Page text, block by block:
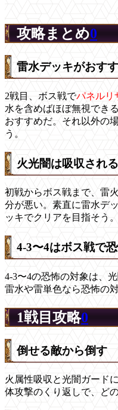
攻略まとめ0
雷水デッキがおす
2戦目、ボス戦でパネルリ
水を含めばほぼ無視でき
おすすめだ。それ以外の
う。
火光闇は吸収される
初戦からボス戦まで、雷
分が悪い。素直に雷水デ
ッキでクリアを目指そう。
4-3〜4はボス戦で
4-3〜4の恐怖の対象は、
雷水や雷単色なら恐怖の
1戦目攻略0
倒せる敵から倒す
火属性吸収と光闇ガード
体攻撃のくり返しで、ど